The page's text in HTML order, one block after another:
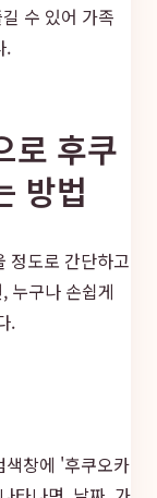
수 있어 가족
.
로 후쿠
방법
정도로 간단하고
누구나 손쉽게
.
색창에 '후쿠오카